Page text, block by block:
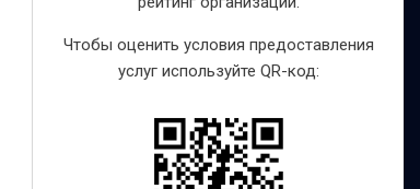
Чтобы оценить условия предоставления
услуг используйте QR-код: